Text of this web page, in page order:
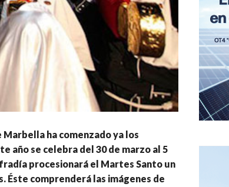
ha comenzado ya los
año se celebra del 30 de marzo al 5
procesionará el Martes Santo un
comprenderá las imágenes de